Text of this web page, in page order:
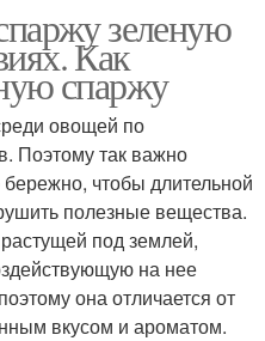
зеленая спаржа
зеленую
Как
спаржу
овощей по
Поэтому так важно
чтобы длительной
полезные вещества.
под землей,
на нее
она отличается от
вкусом и ароматом.